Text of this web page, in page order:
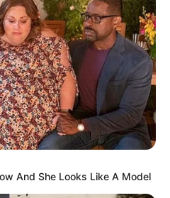
And She Looks Like A Model